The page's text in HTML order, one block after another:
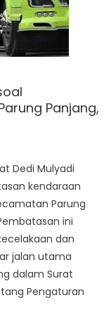
Panjang,
Dedi Mulyadi
kendaraan
Parung
ini
dan
jalan utama
dalam Surat
Pengaturan